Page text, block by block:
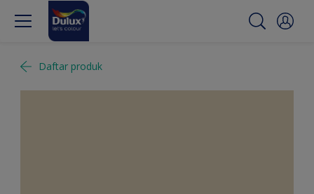
Daftar produk